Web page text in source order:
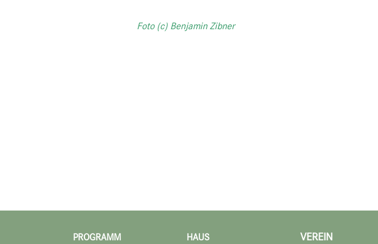
Foto (c) Benjamin Zibner
PROGRAMM HAUS
VEREIN